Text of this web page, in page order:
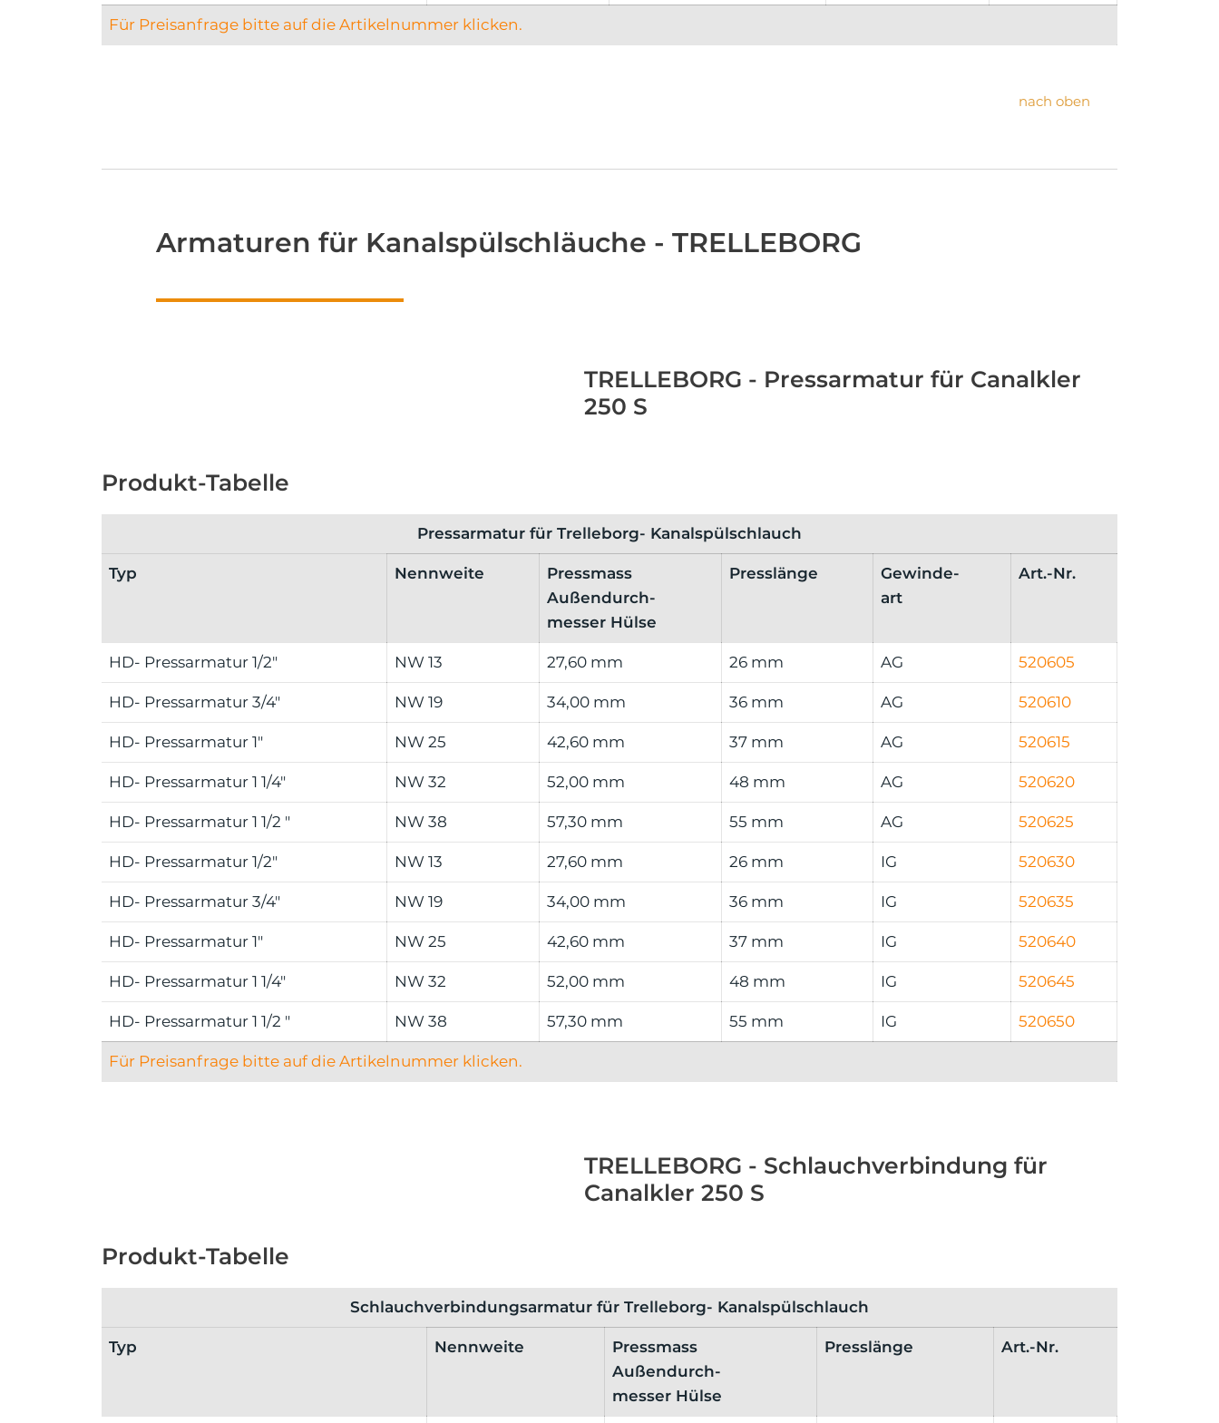
Für Preisanfrage bitte auf die Artikelnummer klicken.
nach oben
Armaturen für Kanalspülschläuche - TRELLEBORG
TRELLEBORG - Pressarmatur für Canalkler
250 S
Produkt-Tabelle
Pressarmatur für Trelleborg- Kanalspülschlauch
Typ Nennweite
Pressmass
Außendurch-
messer Hülse
Presslänge
Gewinde-
art
Art.-Nr.
HD- Pressarmatur 1/2" NW 13 27,60 mm 26 mm AG 520605
HD- Pressarmatur 3/4" NW 19 34,00 mm 36 mm AG 520610
HD- Pressarmatur 1" NW 25 42,60 mm 37 mm AG 520615
HD- Pressarmatur 1 1/4" NW 32 52,00 mm 48 mm AG 520620
HD- Pressarmatur 1 1/2 " NW 38 57,30 mm 55 mm AG 520625
HD- Pressarmatur 1/2" NW 13 27,60 mm 26 mm IG 520630
HD- Pressarmatur 3/4" NW 19 34,00 mm 36 mm IG 520635
HD- Pressarmatur 1" NW 25 42,60 mm 37 mm IG 520640
HD- Pressarmatur 1 1/4" NW 32 52,00 mm 48 mm IG 520645
HD- Pressarmatur 1 1/2 " NW 38 57,30 mm 55 mm IG 520650
Für Preisanfrage bitte auf die Artikelnummer klicken.
TRELLEBORG - Schlauchverbindung für
Canalkler 250 S
Produkt-Tabelle
Schlauchverbindungsarmatur für Trelleborg- Kanalspülschlauch
Typ Nennweite
Pressmass
Außendurch-
messer Hülse
Presslänge Art.-Nr.